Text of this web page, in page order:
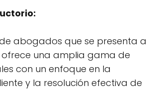
abogados que se presenta a
una amplia gama de
con un enfoque en la
y la resolución efectiva de